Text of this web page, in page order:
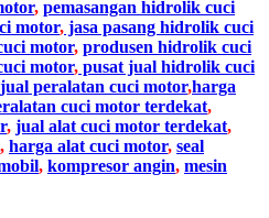
, pemasangan hidrolik cuci
motor, jasa pasang hidrolik cuci
motor, produsen hidrolik cuci
motor, pusat jual hidrolik cuci
jual peralatan cuci motor,harga
cuci motor terdekat,
, jual alat cuci motor terdekat,
, harga alat cuci motor, seal
, kompresor angin, mesin